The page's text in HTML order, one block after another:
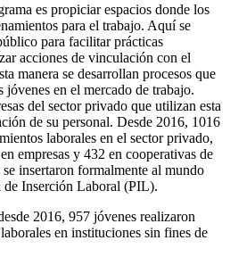
es propiciar espacios donde los
para el trabajo. Aquí se
para facilitar prácticas
acciones de vinculación con el
manera se desarrollan procesos que
en el mercado de trabajo.
del sector privado que utilizan esta
de su personal. Desde 2016, 1016
laborales en el sector privado,
empresas y 432 en cooperativas de
insertaron formalmente al mundo
de Inserción Laboral (PIL).
2016, 957 jóvenes realizaron
en instituciones sin fines de